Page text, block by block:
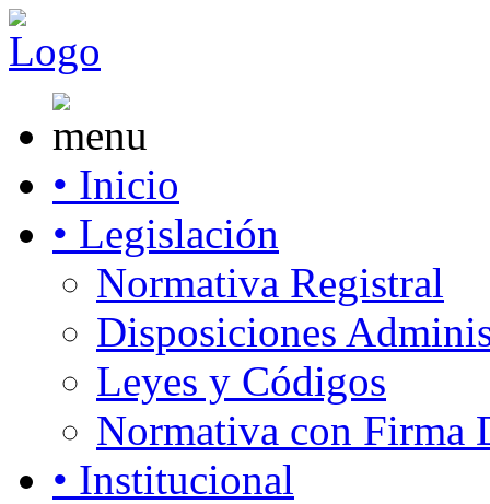
• Inicio
• Legislación
Normativa Registral
Disposiciones
Leyes y Códigos
Normativa con Firma
• Institucional